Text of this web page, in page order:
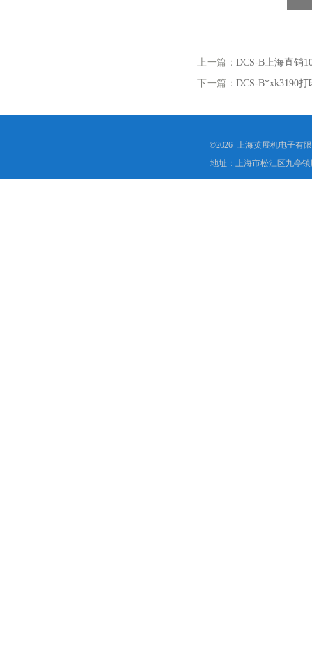
上一篇： DCS-B上海直销
下一篇： DCS-B*xk3190
©2026 上海英展机电子有
地址：上海市松江区九亭镇